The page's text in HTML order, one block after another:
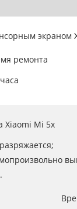
экраном
ремонта
Xiaomi Mi 5x